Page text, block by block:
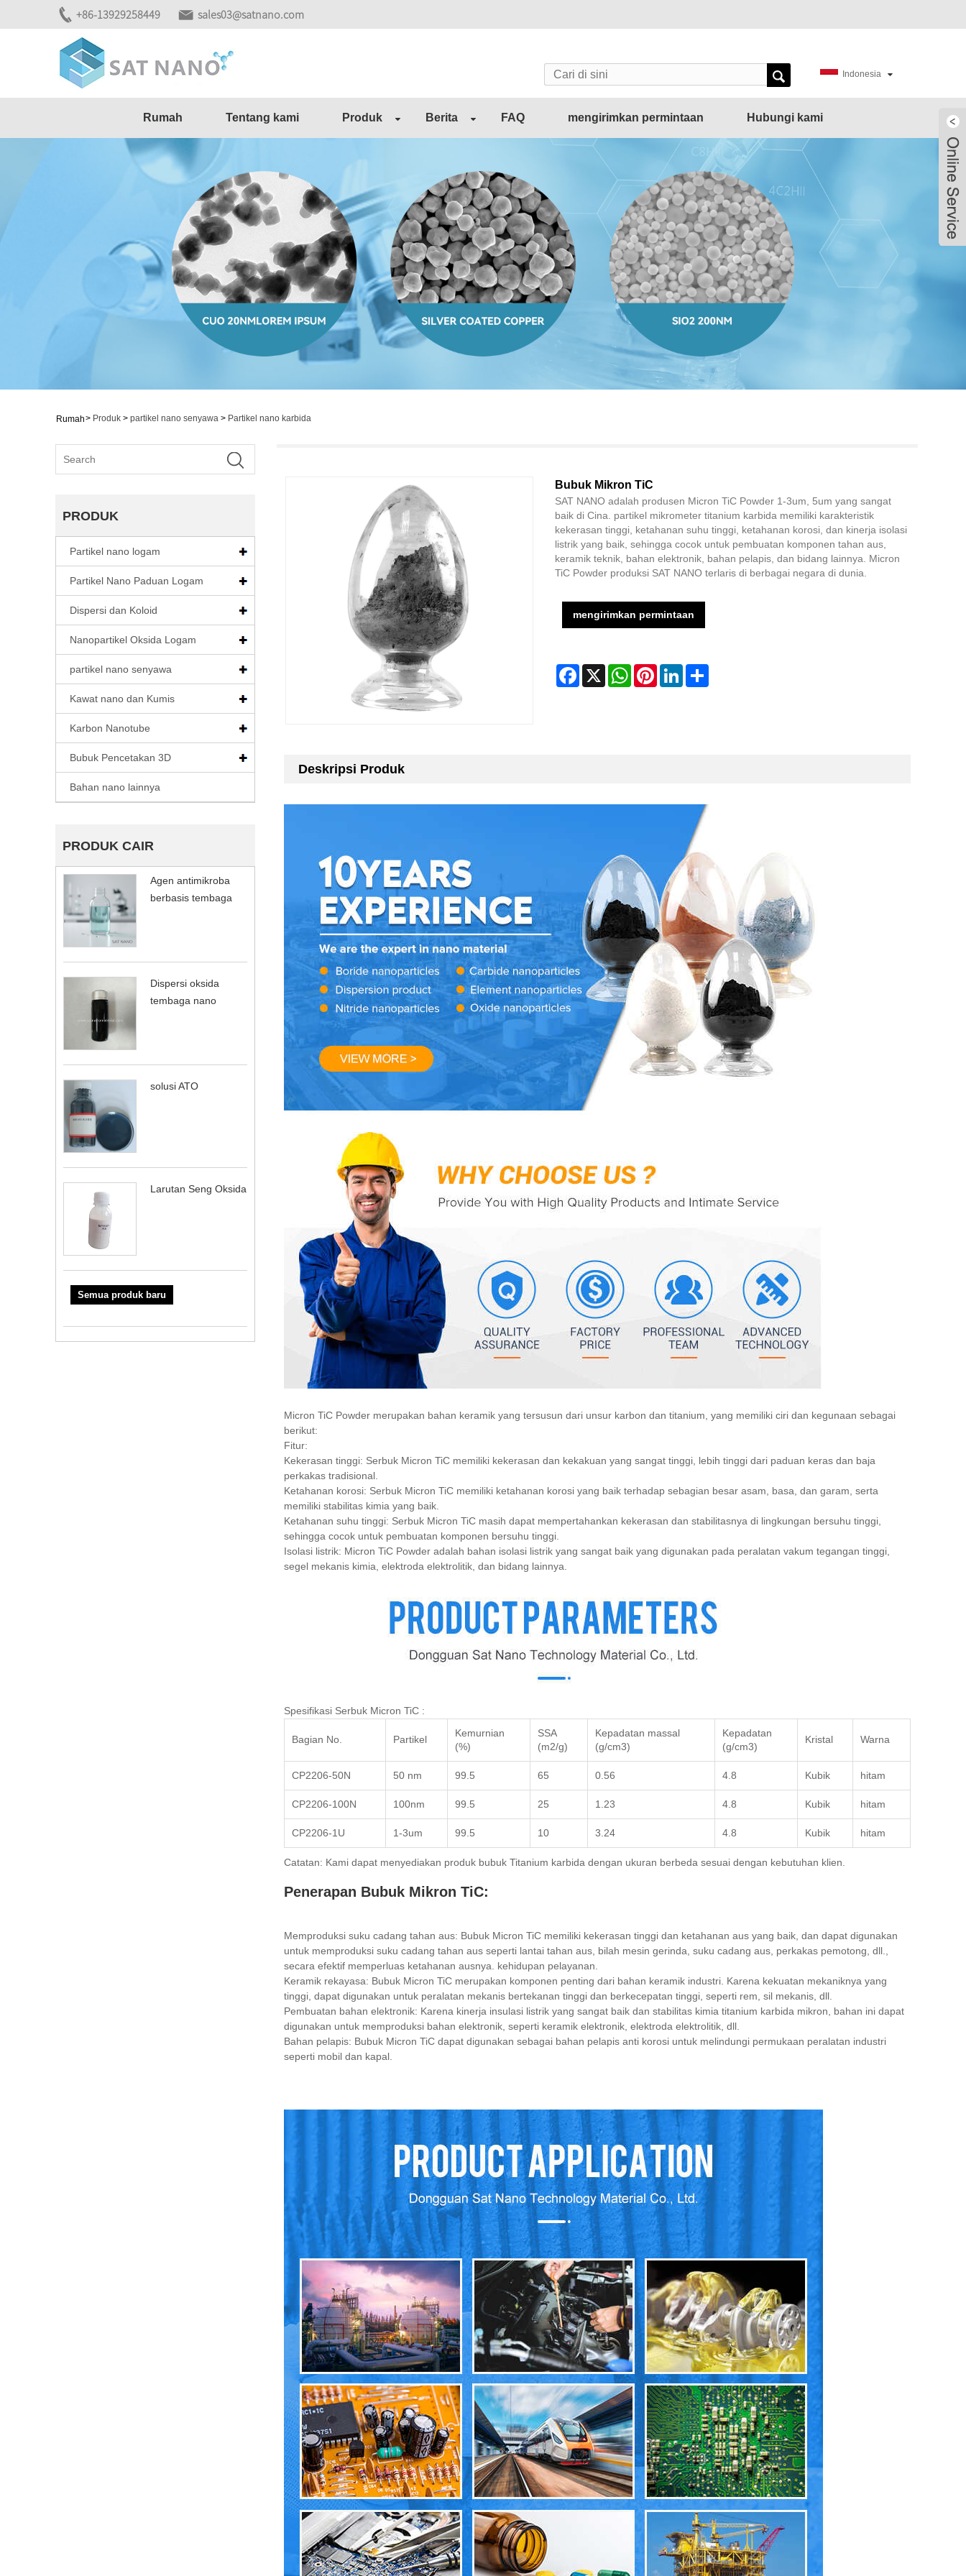
+86-13929258449 sales03@satnano.com
Indonesia
Rumah Tentang kami Produk Berita FAQ mengirimkan permintaan Hubungi kami
Rumah> Produk > partikel nano senyawa > Partikel nano karbida
PRODUK
Partikel nano logam
Partikel Nano Paduan Logam
Dispersi dan Koloid
Nanopartikel Oksida Logam
partikel nano senyawa
Kawat nano dan Kumis
Karbon Nanotube
Bubuk Pencetakan 3D
Bahan nano lainnya
PRODUK CAIR
Agen antimikroba
berbasis tembaga
Dispersi oksida
tembaga nano
solusi ATO
Larutan Seng Oksida
Semua produk baru
Bubuk Mikron TiC
SAT NANO adalah produsen Micron TiC Powder 1-3um, 5um yang sangat
baik di Cina. partikel mikrometer titanium karbida memiliki karakteristik
kekerasan tinggi, ketahanan suhu tinggi, ketahanan korosi, dan kinerja isolasi
listrik yang baik, sehingga cocok untuk pembuatan komponen tahan aus,
keramik teknik, bahan elektronik, bahan pelapis, dan bidang lainnya. Micron
TiC Powder produksi SAT NANO terlaris di berbagai negara di dunia.
mengirimkan permintaan
Facebook
X WhatsAppPinterestLinkedInShare
Deskripsi Produk
Micron TiC Powder merupakan bahan keramik yang tersusun dari unsur karbon dan titanium, yang memiliki ciri dan kegunaan sebagai
berikut:
Fitur:
Kekerasan tinggi: Serbuk Micron TiC memiliki kekerasan dan kekakuan yang sangat tinggi, lebih tinggi dari paduan keras dan baja
perkakas tradisional.
Ketahanan korosi: Serbuk Micron TiC memiliki ketahanan korosi yang baik terhadap sebagian besar asam, basa, dan garam, serta
memiliki stabilitas kimia yang baik.
Ketahanan suhu tinggi: Serbuk Micron TiC masih dapat mempertahankan kekerasan dan stabilitasnya di lingkungan bersuhu tinggi,
sehingga cocok untuk pembuatan komponen bersuhu tinggi.
Isolasi listrik: Micron TiC Powder adalah bahan isolasi listrik yang sangat baik yang digunakan pada peralatan vakum tegangan tinggi,
segel mekanis kimia, elektroda elektrolitik, dan bidang lainnya.
Spesifikasi Serbuk Micron TiC :
Bagian No. Partikel
Kemurnian
(%)
SSA
(m2/g)
Kepadatan massal
(g/cm3)
Kepadatan
(g/cm3)
Kristal Warna
CP2206-50N 50 nm 99.5 65 0.56 4.8 Kubik hitam
CP2206-100N 100nm 99.5 25 1.23 4.8 Kubik hitam
CP2206-1U 1-3um 99.5 10 3.24 4.8 Kubik hitam
Catatan: Kami dapat menyediakan produk bubuk Titanium karbida dengan ukuran berbeda sesuai dengan kebutuhan klien.
Penerapan Bubuk Mikron TiC:
Memproduksi suku cadang tahan aus: Bubuk Micron TiC memiliki kekerasan tinggi dan ketahanan aus yang baik, dan dapat digunakan
untuk memproduksi suku cadang tahan aus seperti lantai tahan aus, bilah mesin gerinda, suku cadang aus, perkakas pemotong, dll.,
secara efektif memperluas ketahanan ausnya. kehidupan pelayanan.
Keramik rekayasa: Bubuk Micron TiC merupakan komponen penting dari bahan keramik industri. Karena kekuatan mekaniknya yang
tinggi, dapat digunakan untuk peralatan mekanis bertekanan tinggi dan berkecepatan tinggi, seperti rem, sil mekanis, dll.
Pembuatan bahan elektronik: Karena kinerja insulasi listrik yang sangat baik dan stabilitas kimia titanium karbida mikron, bahan ini dapat
digunakan untuk memproduksi bahan elektronik, seperti keramik elektronik, elektroda elektrolitik, dll.
Bahan pelapis: Bubuk Micron TiC dapat digunakan sebagai bahan pelapis anti korosi untuk melindungi permukaan peralatan industri
seperti mobil dan kapal.